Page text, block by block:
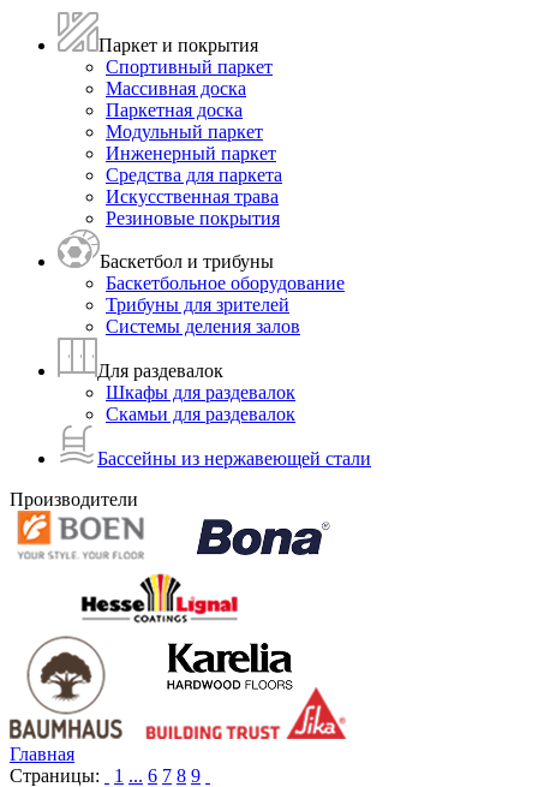
Паркет и покрытия
Спортивный паркет
Массивная доска
Паркетная доска
Модульный паркет
Инженерный паркет
Средства для паркета
Искусственная трава
Резиновые покрытия
Баскетбол и трибуны
Баскетбольное оборудование
Трибуны для зрителей
Системы деления залов
Для раздевалок
Шкафы для раздевалок
Скамьи для раздевалок
Бассейны из нержавеющей стали
Производители
Главная
Страницы:
1 ... 6 7 8 9